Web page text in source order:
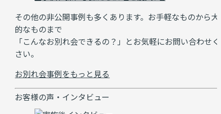
その他の非公開事例も多くあります。お手軽なものから
的なものまで
「こんなお別れ会できるの？」とお気軽にお問い合わせ
さい。
お別れ会事例をもっと見る
お客様の声・インタビュー